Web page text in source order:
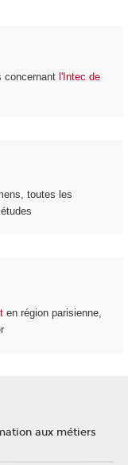
concernant l'Intec de
toutes les
en région parisienne,
aux métiers